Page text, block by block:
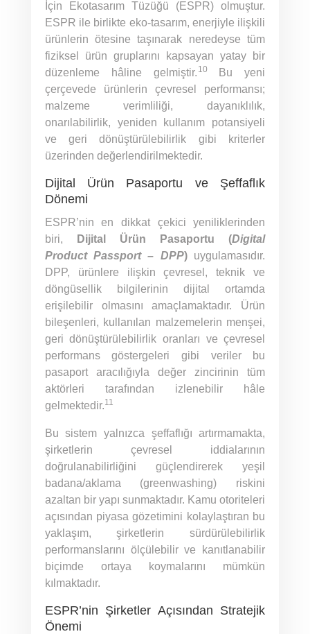
İçin Ekotasarım Tüzüğü (ESPR) olmuştur.
ESPR ile birlikte eko-tasarım, enerjiyle ilişkili
ürünlerin ötesine taşınarak neredeyse tüm
fiziksel ürün gruplarını kapsayan yatay bir
düzenleme hâline gelmiştir. 10
Bu yeni
çerçevede ürünlerin çevresel performansı;
malzeme verimliliği, dayanıklılık,
onarılabilirlik, yeniden kullanım potansiyeli
ve geri dönüştürülebilirlik gibi kriterler
üzerinden değerlendirilmektedir.
Dijital Ürün Pasaportu ve Şeffaflık
Dönemi
ESPR’nin en dikkat çekici yeniliklerinden
biri,
Dijital Ürün Pasaportu (Digital
Product Passport – DPP)uygulamasıdır.
DPP, ürünlere ilişkin çevresel, teknik ve
döngüsellik bilgilerinin dijital ortamda
erişilebilir olmasını amaçlamaktadır. Ürün
bileşenleri, kullanılan malzemelerin menşei,
geri dönüştürülebilirlik oranları ve çevresel
performans göstergeleri gibi veriler bu
pasaport aracılığıyla değer zincirinin tüm
aktörleri tarafından izlenebilir hâle
gelmektedir.11
Bu sistem yalnızca şeffaflığı artırmamakta,
şirketlerin çevresel iddialarının
doğrulanabilirliğini güçlendirerek yeşil
badana/aklama (greenwashing) riskini
azaltan bir yapı sunmaktadır. Kamu otoriteleri
açısından piyasa gözetimini kolaylaştıran bu
yaklaşım, şirketlerin sürdürülebilirlik
performanslarını ölçülebilir ve kanıtlanabilir
biçimde ortaya koymalarını mümkün
kılmaktadır.
ESPR’nin Şirketler Açısından Stratejik
Önemi